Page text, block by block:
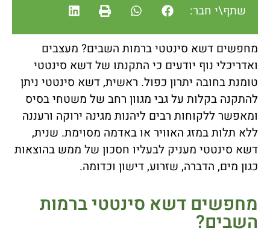
שתף\י חבר:
מחפשים דשא סינטטי ברמות השבים? מעצבים
ואדריכלי נוף יודעים כי התקנתו של דשא סינטטי
טומנת בחובה יתרון כפול. ראשית, דשא סינטטי ניתן
להתקנה בקלות על גבי מגוון רחב של משטחי בסיס
ומאפשר ללקוחות רבים ליהנות מגינה ירוקה ורעננה
ללא תלות במזג האוויר או באדמה מסוימת. שנית,
דשא סינטטי מעניק לבעליו חסכון של ממש בהוצאות
כגון מים, הדברה, שזרוע, דישון וכדומה.
מחפשים דשא סינטטי ברמות
השבים?